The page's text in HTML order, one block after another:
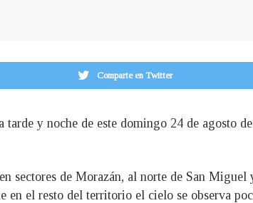
Comparte en Twitter
y noche de este domingo 24 de agosto
sectores de Morazán, al norte de San
el resto del territorio el cielo se observa